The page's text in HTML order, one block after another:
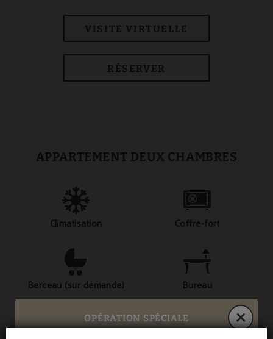
VISITE VIRTUELLE
RÉSERVER
APPARTEMENT DEUX CHAMBRES
Climatisation Coffre-fort
Berceau (sur demande) Bureau
OPÉRATION SPÉCIALE